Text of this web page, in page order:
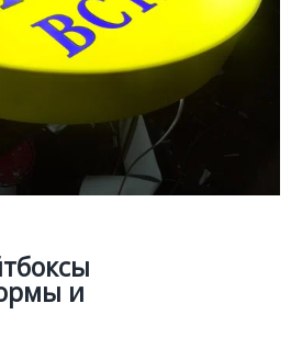
и
различной формы
и размеров
световых лайтбоксов по
проектам с диодной подсветкой